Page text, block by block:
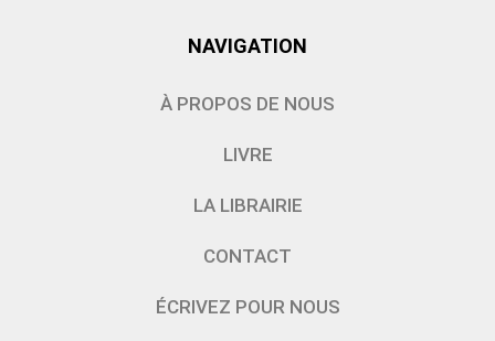
NAVIGATION
À PROPOS DE NOUS
LIVRE
LA LIBRAIRIE
CONTACT
ÉCRIVEZ POUR NOUS